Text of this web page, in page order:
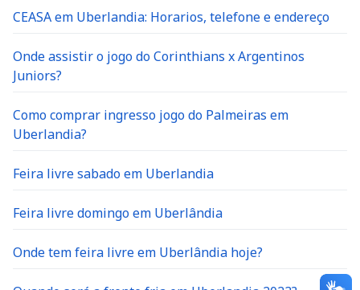
CEASA em Uberlandia: Horarios, telefone e endereço
Onde assistir o jogo do Corinthians x Argentinos
Juniors?
Como comprar ingresso jogo do Palmeiras em
Uberlandia?
Feira livre sabado em Uberlandia
Feira livre domingo em Uberlândia
Onde tem feira livre em Uberlândia hoje?